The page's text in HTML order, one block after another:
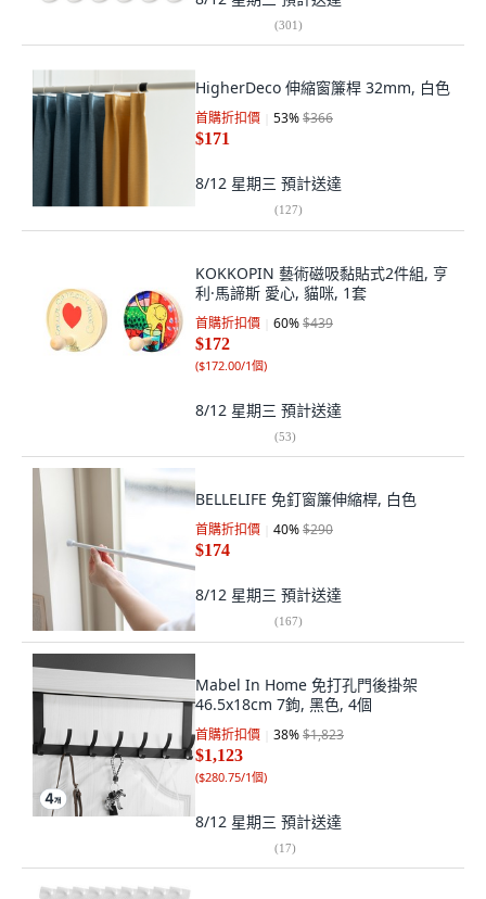
(301)
HigherDeco 伸縮窗簾桿 32mm, 白色
首購折扣價 53%$366
$171
8/12 星期三 預計送達
(127)
KOKKOPIN 藝術磁吸黏貼式2件組, 亨
利·馬諦斯 愛心, 貓咪, 1套
首購折扣價 60%$439
$172
($172.00/1個)
8/12 星期三 預計送達
(53)
BELLELIFE 免釘窗簾伸縮桿, 白色
首購折扣價 40%$290
$174
8/12 星期三 預計送達
(167)
Mabel In Home 免打孔門後掛架
46.5x18cm 7鉤, 黑色, 4個
首購折扣價 38%$1,823
$1,123
($280.75/1個)
8/12 星期三 預計送達
(17)